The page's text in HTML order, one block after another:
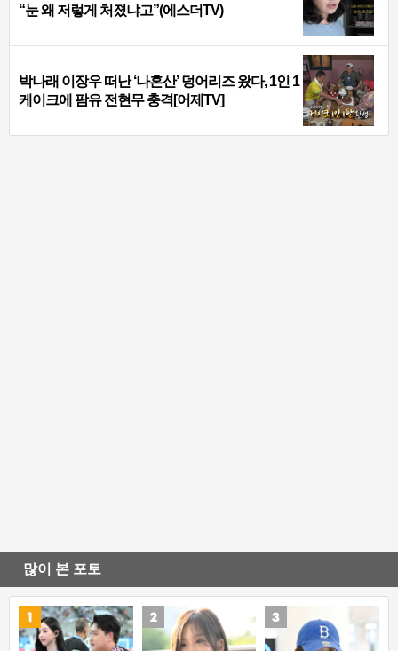
“눈 왜 저렇게 처졌냐고”(에스더TV)
박나래 이장우 떠난 ‘나혼산’ 덩어리즈 왔다, 1인 1
케이크에 팜유 전현무 충격[어제TV]
많이 본 포토